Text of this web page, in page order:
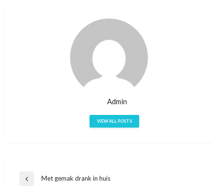
Admin
VIEW ALL POSTS
Bericht
Previous
Met gemak drank in huis